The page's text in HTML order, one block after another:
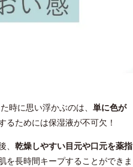
時に思い浮かぶのは、 単に色が
るためには保湿液が不可欠！
乾燥しやすい目元や口元を薬指
を長時間キープすることができま